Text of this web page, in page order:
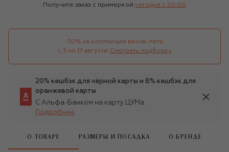
Получите заказ с примеркой сегодня c 20:00
-30% на коллекции весна-лето
с 3 по 17 августа! Смотреть подборку
20% кешбэк для чёрной карты и 8% кешбэк для
оранжевой карты
С Альфа-Банком на карту ЦУМа
Подробнее
О ТОВАРЕ РАЗМЕРЫ И ПОСАДКА О БРЕНДЕ